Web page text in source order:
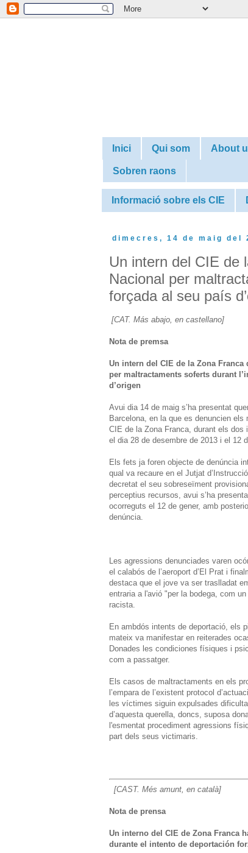
Inici Qui som About
Sobren raons
Informació sobre els CIE
dimecres, 14 de maig del
Un intern del CIE de
Nacional per
forçada al seu país
[CAT. Más abajo, en castellano]
Nota de premsa
Un intern del CIE de la Zona
per maltractaments soferts durant
d’origen
Avui dia 14 de maig s’ha presentat
Barcelona, en la que es denuncien
CIE de la Zona Franca, durant els
el dia 28 de desembre de 2013 i el 12
Els fets ja foren objecte de denúncia
qual va recaure en el Jutjat
decretat el seu sobreseïment
perceptius recursos, avui s’ha
ocorreguts el 12 de gener, amb
denúncia.
Les agressions denunciades varen
el calabós de l’aeroport d’El Prat i
destaca que el jove va ser traslladat
entraria a l'avió "per la bodega, com
racista.
En ambdós intents de deportació, els
mateix va manifestar en reiterades
Donades les condiciones físiques i
com a passatger.
Els casos de maltractaments en els
l’empara de l’existent protocol
les víctimes siguin expulsades
d’aquesta querella, doncs, suposa
l'esmentat procediment agressions
part dels seus victimaris.
[CAST. Més amunt, en català]
Nota de prensa
Un interno del CIE de Zona Franca
durante el intento de deportación